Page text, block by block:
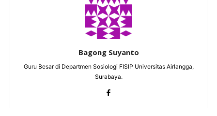
Bagong Suyanto
Guru Besar di Departmen Sosiologi FISIP Universitas Airlangga,
Surabaya.